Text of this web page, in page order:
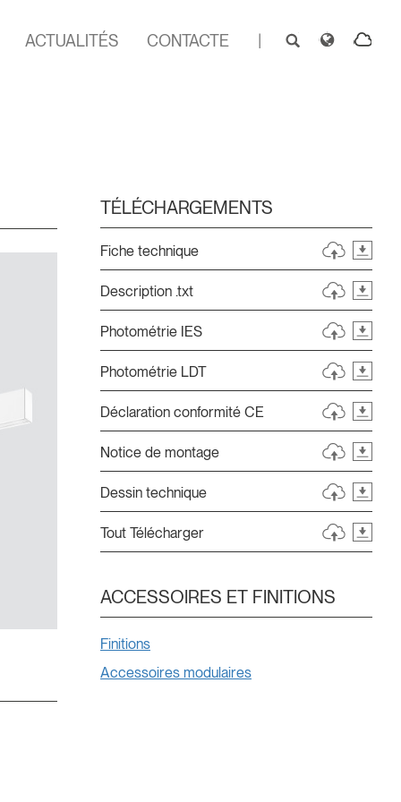
ACTUALITÉS CONTACTE
TÉLÉCHARGEMENTS
Fiche technique
Description .txt
Photométrie IES
Photométrie LDT
Déclaration conformité CE
Notice de montage
Dessin technique
Tout Télécharger
ACCESSOIRES ET FINITIONS
Finitions
Accessoires modulaires